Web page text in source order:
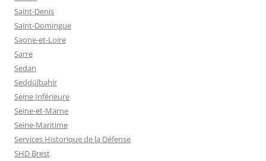
Saint-Denis
Saint-Domingue
Saone-et-Loire
Sarre
Sedan
Seddülbahir
Seine Inférieure
Seine-et-Marne
Seine-Maritime
Services Historique de la Défense
SHD Brest